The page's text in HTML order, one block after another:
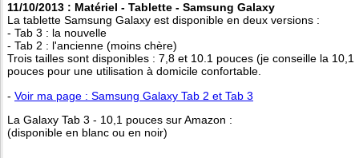
11/10/2013 : Matériel - Tablette - Samsung Galaxy
La tablette Samsung Galaxy est disponible en deux versions :
- Tab 3 : la nouvelle
- Tab 2 : l'ancienne (moins chère)
Trois tailles sont disponibles : 7,8 et 10.1 pouces (je conseille la 10,1
pouces pour une utilisation à domicile confortable.
- Voir ma page : Samsung Galaxy Tab 2 et Tab 3
La Galaxy Tab 3 - 10,1 pouces sur Amazon :
(disponible en blanc ou en noir)